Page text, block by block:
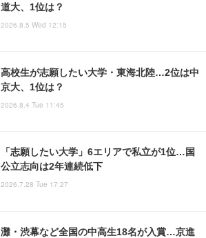
道大、1位は？
2026.8.5 Wed 12:15
高校生が志願したい大学・東海北陸…2位は中
京大、1位は？
2026.8.4 Tue 11:45
「志願したい大学」6エリアで私立が1位…国
公立志向は2年連続低下
2026.7.28 Tue 17:27
灘・渋幕など全国の中高生18名が入賞…京進